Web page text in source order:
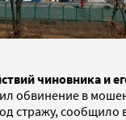
чиновника и
обвинение в
стражу, сообщило в